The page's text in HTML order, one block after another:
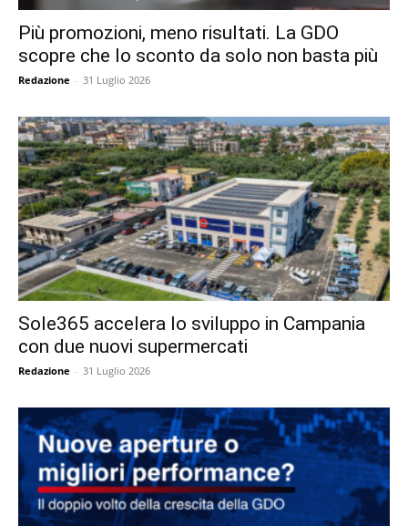
Più promozioni, meno risultati. La GDO
scopre che lo sconto da solo non basta più
Redazione - 31 Luglio 2026
Sole365 accelera lo sviluppo in Campania
con due nuovi supermercati
Redazione - 31 Luglio 2026